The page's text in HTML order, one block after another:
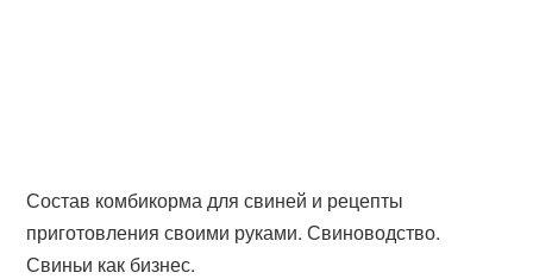
Состав комбикорма для свиней и рецепты
приготовления своими руками. Свиноводство.
Свиньи как бизнес.